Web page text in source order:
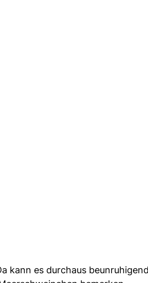
kann es durchaus